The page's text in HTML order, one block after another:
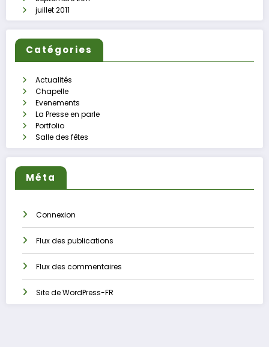
juillet 2011
Catégories
Actualités
Chapelle
Evenements
La Presse en parle
Portfolio
Salle des fêtes
Méta
Connexion
Flux des publications
Flux des commentaires
Site de WordPress-FR